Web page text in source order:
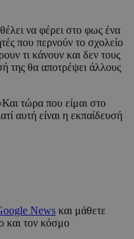
να φέρει στο φως ένα
που περνούν το σχολείο
τι κάνουν και δεν τους
της θα αποτρέψει άλλους
τώρα που είμαι στο
αυτή είναι η εκπαίδευσή
News και μάθετε
και τον κόσμο